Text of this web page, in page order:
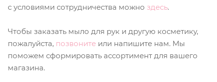
с условиями сотрудничества можно здесь.
Чтобы заказать мыло для рук и другую косметику,
пожалуйста, позвоните или напишите нам. Мы
поможем сформировать ассортимент для вашего
магазина.